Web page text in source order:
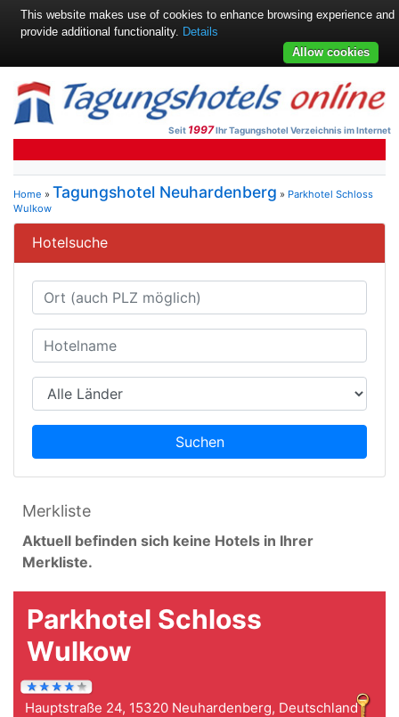
Seit 1997Ihr Tagungshotel Verzeichnis im Internet
Home » Tagungshotel Neuhardenberg » Parkhotel Schloss
Wulkow
Hotelsuche
Suchen
Merkliste
Aktuell befinden sich keine Hotels in Ihrer
Merkliste.
Parkhotel Schloss
Wulkow
Hauptstraße 24, 15320 Neuhardenberg, Deutschland
This website makes use of cookies to enhance browsing experience and
provide additional functionality. Details
Allow cookies